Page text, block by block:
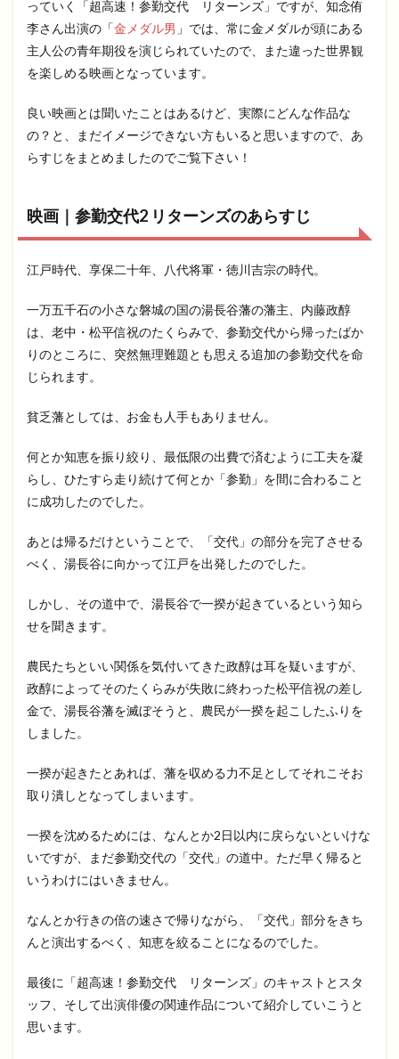
っていく「超高速！参勤交代 リターンズ」ですが、知念侑
李さん出演の「金メダル男 」では、常に金メダルが頭にある
主人公の青年期役を演じられていたので、また違った世界観
を楽しめる映画となっています。
良い映画とは聞いたことはあるけど、実際にどんな作品な
の？と、まだイメージできない方もいると思いますので、あ
らすじをまとめましたのでご覧下さい！
映画｜参勤交代2 リターンズのあらすじ
江戸時代、享保二十年、八代将軍・徳川吉宗の時代。
一万五千石の小さな磐城の国の湯長谷藩の藩主、内藤政醇
は、老中・松平信祝のたくらみで、参勤交代から帰ったばか
りのところに、突然無理難題とも思える追加の参勤交代を命
じられます。
貧乏藩としては、お金も人手もありません。
何とか知恵を振り絞り、最低限の出費で済むように工夫を凝
らし、ひたすら走り続けて何とか「参勤」を間に合わること
に成功したのでした。
あとは帰るだけということで、「交代」の部分を完了させる
べく、湯長谷に向かって江戸を出発したのでした。
しかし、その道中で、湯長谷で一揆が起きているという知ら
せを聞きます。
農民たちといい関係を気付いてきた政醇は耳を疑いますが、
政醇によってそのたくらみが失敗に終わった松平信祝の差し
金で、湯長谷藩を滅ぼそうと、農民が一揆を起こしたふりを
しました。
一揆が起きたとあれば、藩を収める力不足としてそれこそお
取り潰しとなってしまいます。
一揆を沈めるためには、なんとか2日以内に戻らないといけな
いですが、まだ参勤交代の「交代」の道中。ただ早く帰ると
いうわけにはいきません。
なんとか行きの倍の速さで帰りながら、「交代」部分をきち
んと演出するべく、知恵を絞ることになるのでした。
最後に「超高速！参勤交代 リターンズ」のキャストとスタ
ッフ、そして出演俳優の関連作品について紹介していこうと
思います。